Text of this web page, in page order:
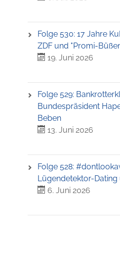
Folge 530: 17 Jahre
ZDF und "Promi-
19. Juni 2026
Folge 529:
Bundespräsident
Beben
13. Juni 2026
Folge 528:
Lügendetektor-
6. Juni 2026